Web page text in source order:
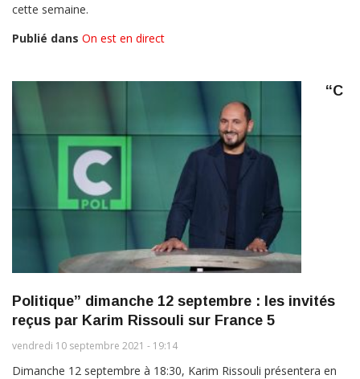
cette semaine.
Publié dans On est en direct
“C
Politique” dimanche 12 septembre : les invités
reçus par Karim Rissouli sur France 5
vendredi 10 septembre 2021 - 19:14
Dimanche 12 septembre à 18:30, Karim Rissouli présentera en